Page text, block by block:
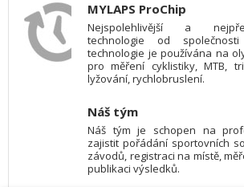
MYLAPS ProChip
Nejspolehlivější a
technologie od společnosti
technologie je používána na
pro měření cyklistiky, MTB,
lyžování, rychlobruslení.
Náš tým
Náš tým je schopen na
zajistit pořádání sportovních
závodů, registraci na místě,
publikaci výsledků.